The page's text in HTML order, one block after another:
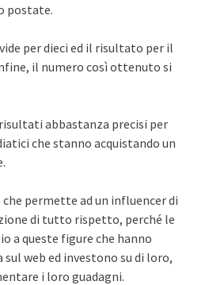
postate.
per dieci ed il risultato per il
il numero così ottenuto si
abbastanza precisi per
che stanno acquistando un
che permette ad un influencer di
di tutto rispetto, perché le
a queste figure che hanno
web ed investono su di loro,
i loro guadagni.